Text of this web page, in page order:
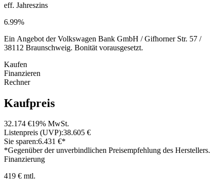
eff. Jahreszins
6.99%
Ein Angebot der Volkswagen Bank GmbH / Gifhorner Str. 57 /
38112 Braunschweig. Bonität vorausgesetzt.
Kaufen
Finanzieren
Rechner
Kaufpreis
32.174 €19% MwSt.
Listenpreis (UVP):38.605 €
Sie sparen:6.431 €*
*Gegenüber der unverbindlichen Preisempfehlung des Herstellers.
Finanzierung
419 € mtl.